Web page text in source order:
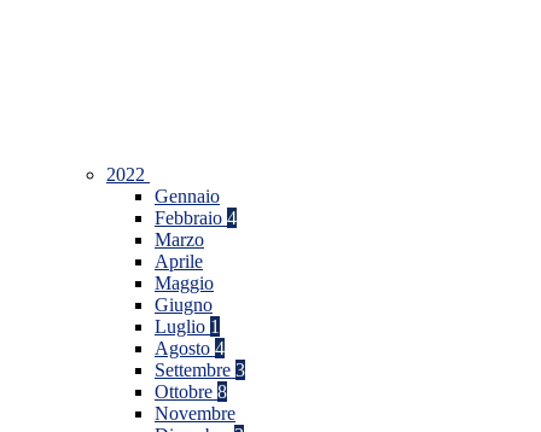
2022
Gennaio
Febbraio 4
Marzo
Aprile
Maggio
Giugno
Luglio 1
Agosto 4
Settembre 3
Ottobre 8
Novembre